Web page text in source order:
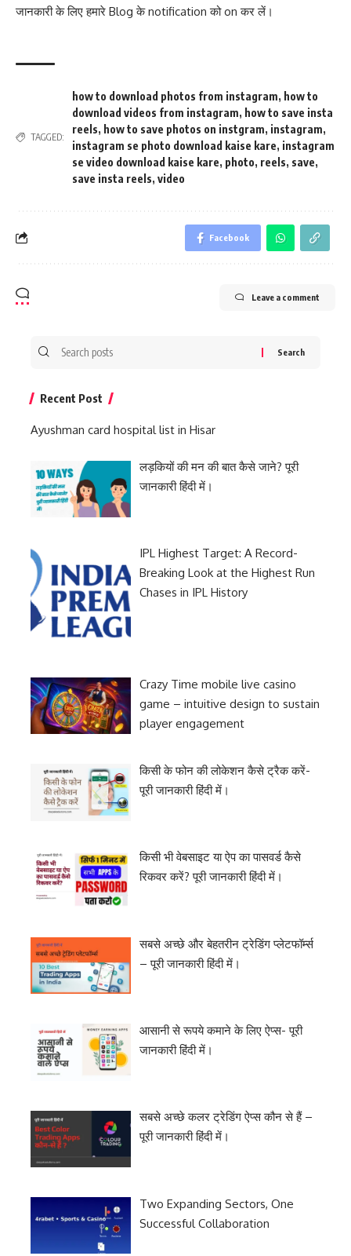
जानकारी के लिए हमारे Blog के notification को on कर लें।
TAGGED:
how to download photos from instagram, how to
download videos from instagram, how to save insta
reels, how to save photos on instgram, instagram,
instagram se photo download kaise kare, instagram
se video download kaise kare, photo, reels, save,
save insta reels, video
Facebook
Leave a comment
Search
Recent Post
Ayushman card hospital list in Hisar
लड़कियों की मन की बात कैसे जाने? पूरी
जानकारी हिंदी में।
IPL Highest Target: A Record-
Breaking Look at the Highest Run
Chases in IPL History
Crazy Time mobile live casino
game – intuitive design to sustain
player engagement
किसी के फोन की लोकेशन कैसे ट्रैक करें-
पूरी जानकारी हिंदी में।
किसी भी वेबसाइट या ऐप का पासवर्ड कैसे
रिकवर करें? पूरी जानकारी हिंदी में।
सबसे अच्छे और बेहतरीन ट्रेडिंग प्लेटफॉर्म्स
– पूरी जानकारी हिंदी में।
आसानी से रूपये कमाने के लिए ऐप्स- पूरी
जानकारी हिंदी में।
सबसे अच्छे कलर ट्रेडिंग ऐप्स कौन से हैं –
पूरी जानकारी हिंदी में।
Two Expanding Sectors, One
Successful Collaboration